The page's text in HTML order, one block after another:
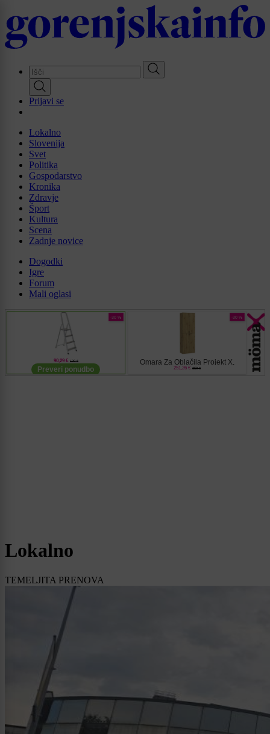
to
main
content
Prijavi se
Lokalno
Slovenija
Svet
Politika
Gospodarstvo
Kronika
Zdravje
Šport
Kultura
Scena
Zadnje novice
Dogodki
Igre
Forum
Mali oglasi
Lokalno
TEMELJITA PRENOVA